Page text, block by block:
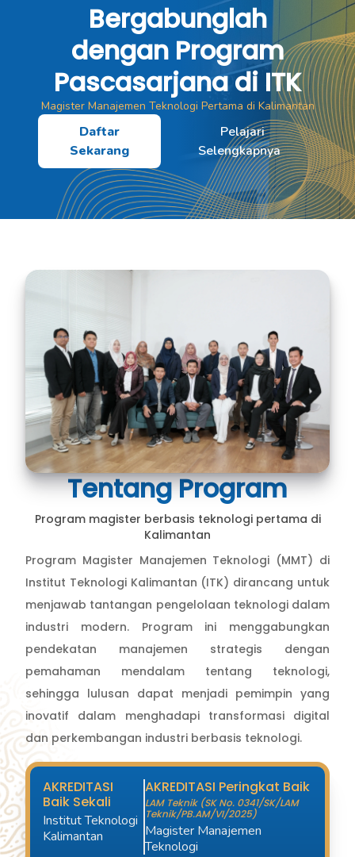
Bergabunglah
dengan Program
Pascasarjana di ITK
Magister Manajemen Teknologi Pertama di Kalimantan
Daftar
Sekarang
Selengkapnya
Tentang Program
Program magister berbasis teknologi pertama di
Kalimantan
Program Magister Manajemen Teknologi (MMT) di
Institut Teknologi Kalimantan (ITK) dirancang untuk
menjawab tantangan pengelolaan teknologi dalam
industri modern. Program ini menggabungkan
pendekatan manajemen strategis dengan
pemahaman mendalam tentang teknologi,
sehingga lulusan dapat menjadi pemimpin yang
inovatif dalam menghadapi transformasi digital
dan perkembangan industri berbasis teknologi.
AKREDITASI
Baik Sekali
Institut Teknologi
Kalimantan
AKREDITASI Peringkat Baik
LAM Teknik (SK No. 0341/SK/LAM
Teknik/PB.AM/VI/2025)
Magister Manajemen
Teknologi